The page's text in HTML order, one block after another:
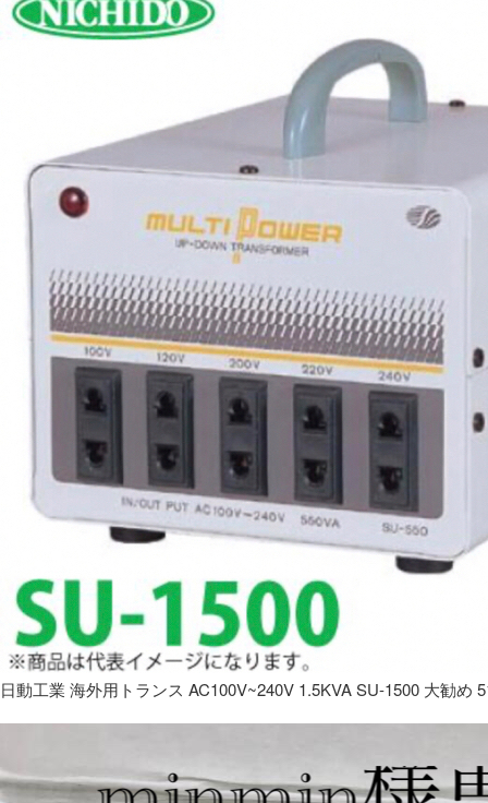
日動工業 海外用トランス AC100V~240V 1.5KVA SU-1500 大勧め